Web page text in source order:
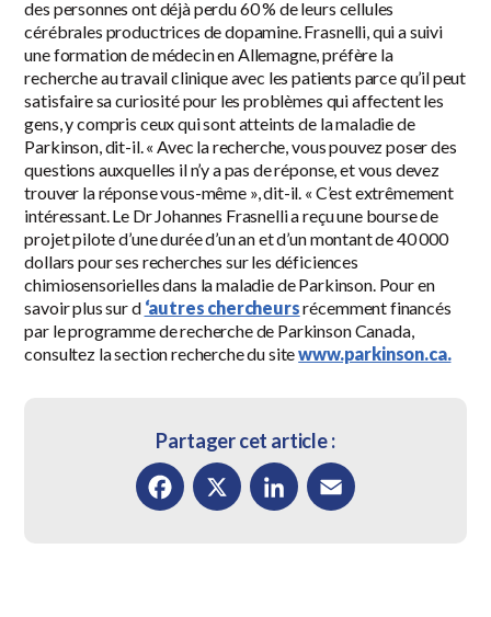
des personnes ont déjà perdu 60 % de leurs cellules
cérébrales productrices de dopamine. Frasnelli, qui a suivi
une formation de médecin en Allemagne, préfère la
recherche au travail clinique avec les patients parce qu’il peut
satisfaire sa curiosité pour les problèmes qui affectent les
gens, y compris ceux qui sont atteints de la maladie de
Parkinson, dit-il. « Avec la recherche, vous pouvez poser des
questions auxquelles il n’y a pas de réponse, et vous devez
trouver la réponse vous-même », dit-il. « C’est extrêmement
intéressant. Le Dr Johannes Frasnelli a reçu une bourse de
projet pilote d’une durée d’un an et d’un montant de 40 000
dollars pour ses recherches sur les déficiences
chimiosensorielles dans la maladie de Parkinson. Pour en
savoir plus sur d ‘autres chercheursrécemment financés
par le programme de recherche de Parkinson Canada,
consultez la section recherche du sitewww.parkinson.ca.
Partager cet article :